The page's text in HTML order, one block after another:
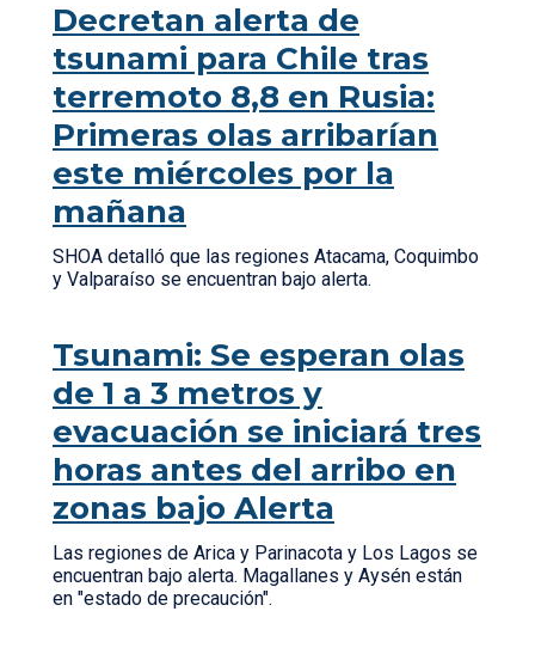
Decretan alerta de
tsunami para Chile tras
terremoto 8,8 en Rusia:
Primeras olas arribarían
este miércoles por la
mañana
SHOA detalló que las regiones Atacama, Coquimbo
y Valparaíso se encuentran bajo alerta.
Tsunami: Se esperan olas
de 1 a 3 metros y
evacuación se iniciará tres
horas antes del arribo en
zonas bajo Alerta
Las regiones de Arica y Parinacota y Los Lagos se
encuentran bajo alerta. Magallanes y Aysén están
en "estado de precaución".